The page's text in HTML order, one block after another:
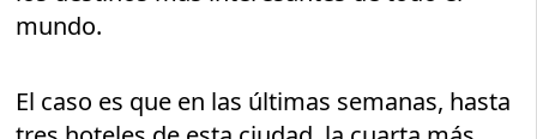
mundo.
El caso es que en las últimas semanas, hasta